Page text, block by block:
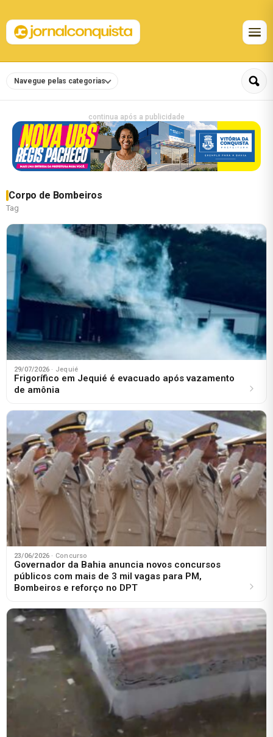
Navegue pelas categorias
continua após a publicidade
Corpo de Bombeiros
Tag
29/07/2026 · Jequié
Frigorífico em Jequié é evacuado após vazamento
de amônia
23/06/2026 · Concurso
Governador da Bahia anuncia novos concursos
públicos com mais de 3 mil vagas para PM,
Bombeiros e reforço no DPT